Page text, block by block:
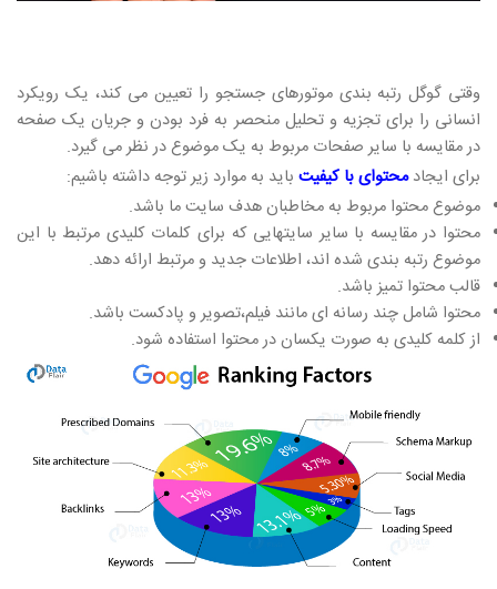
وقتی گوگل رتبه بندی موتورهای جستجو را تعیین می کند، یک رویکرد
انسانی را برای تجزیه و تحلیل منحصر به فرد بودن و جریان یک صفحه
در مقایسه با سایر صفحات مربوط به یک موضوع در نظر می گیرد.
برای ایجادمحتوای با کیفیت باید به موارد زیر توجه داشته باشیم:
موضوع محتوا مربوط به مخاطبان هدف سایت ما باشد.
محتوا در مقایسه با سایر سایتهایی که برای کلمات کلیدی مرتبط با این
موضوع رتبه بندی شده اند، اطلاعات جدید و مرتبط ارائه دهد.
قالب محتوا تمیز باشد.
محتوا شامل چند رسانه ای مانند فیلم،تصویر و پادکست باشد.
از کلمه کلیدی به صورت یکسان در محتوا استفاده شود.